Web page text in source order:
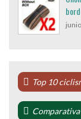
Top 10